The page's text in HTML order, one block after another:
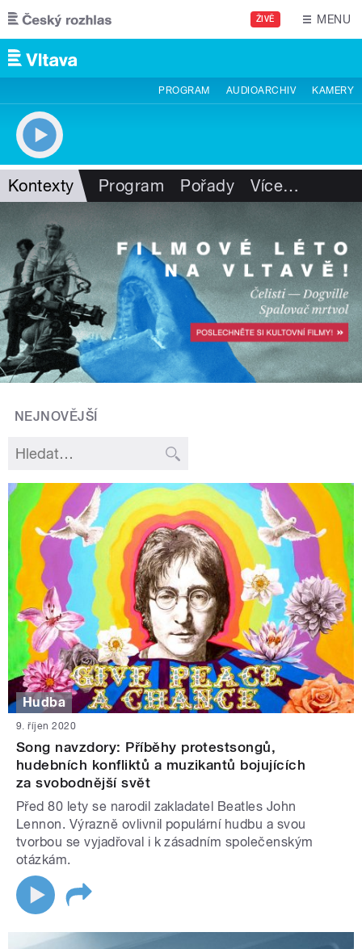
Přejít k hlavnímu obsahu
ŽIVĚ MENU
PROGRAM AUDIOARCHIV KAMERY
Kontexty Program Pořady Více…
NEJNOVĚJŠÍ
Hudba
9. říjen 2020
Song navzdory: Příběhy protestsongů,
hudebních konfliktů a muzikantů bojujících
za svobodnější svět
Před 80 lety se narodil zakladatel Beatles John
Lennon. Výrazně ovlivnil populární hudbu a svou
tvorbou se vyjadřoval i k zásadním společenským
otázkám.